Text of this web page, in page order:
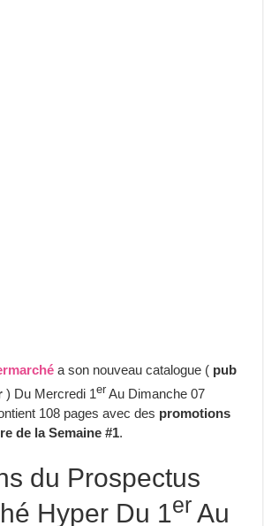
a son nouveau catalogue ( pub
) Du Mercredi 1er Au Dimanche 07
108 pages avec des promotions
de la Semaine #1.
du Prospectus
Hyper Du 1er Au